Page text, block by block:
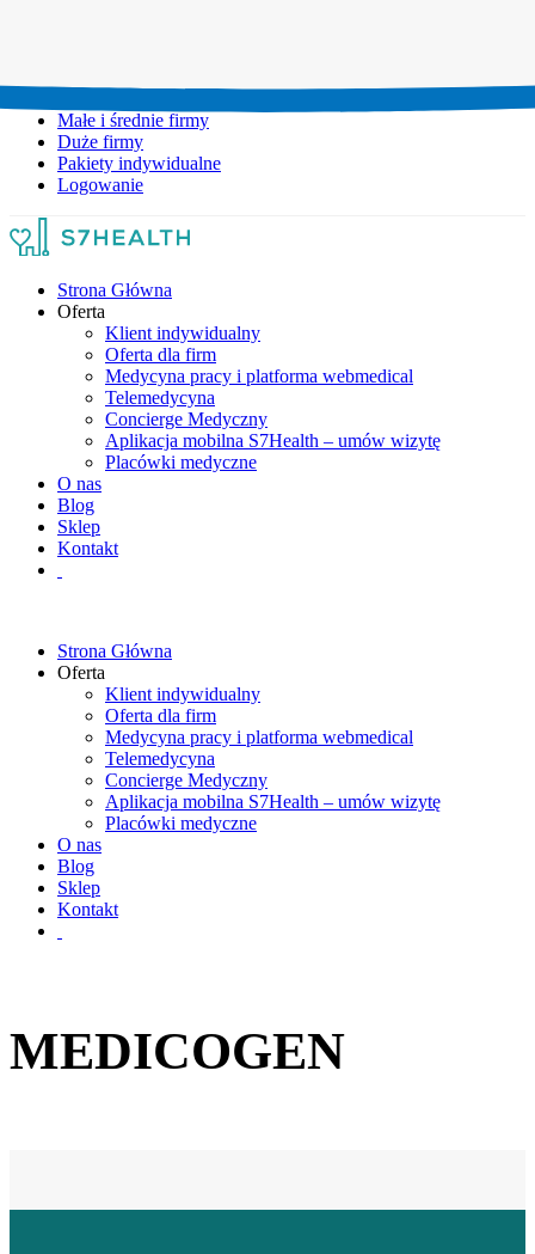
Małe i średnie firmy
Duże firmy
Pakiety indywidualne
Logowanie
Strona Główna
Oferta
Klient indywidualny
Oferta dla firm
Medycyna pracy i platforma webmedical
Telemedycyna
Concierge Medyczny
Aplikacja mobilna S7Health – umów wizytę
Placówki medyczne
O nas
Blog
Sklep
Kontakt
Strona Główna
Oferta
Klient indywidualny
Oferta dla firm
Medycyna pracy i platforma webmedical
Telemedycyna
Concierge Medyczny
Aplikacja mobilna S7Health – umów wizytę
Placówki medyczne
O nas
Blog
Sklep
Kontakt
MEDICOGEN